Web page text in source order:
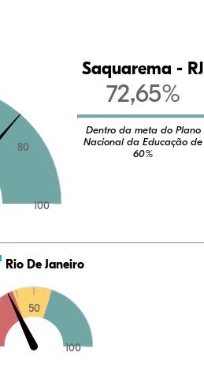
80
100
Saquarema - RJ
72,65%
Dentro da meta do Plano
Nacional da Educação de
60%
Rio De Janeiro
50
100